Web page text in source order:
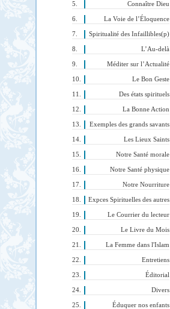
Connaître Dieu
La Voie de l’Éloquence
Spiritualité des Infaillibles(p)
L’Au-delà
Méditer sur l’Actualité
Le Bon Geste
Des états spirituels
La Bonne Action
Exemples des grands savants
Les Lieux Saints
Notre Santé morale
Notre Santé physique
Notre Nourriture
Expces Spirituelles des autres
Le Courrier du lecteur
Le Livre du Mois
La Femme dans l'Islam
Entretiens
Éditorial
Divers
Éduquer nos enfants